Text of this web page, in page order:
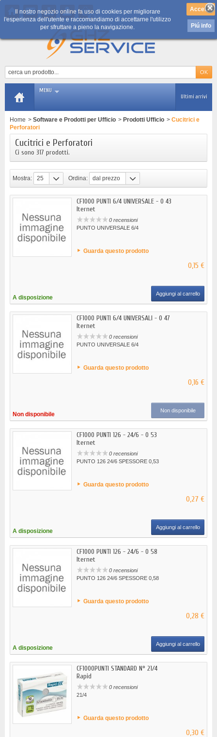
0
MENU
Ultimi arrivi
Il nostro negozio online fa uso di cookies per migliorare
l'esperienza dell'utente e raccomandiamo di accettarne l'utilizzo
per sfruttare a pieno la navigazione.
Piú info
Home > Software e Prodotti per Ufficio > Prodotti Ufficio > Cucitrici e
Perforatori
Cucitrici e Perforatori
Ci sono 317 prodotti.
Mostra: 25 Ordina:
dal prezzo
CF1000 PUNTI 6/4 UNIVERSALE - 0 43
Iternet
0 recensioni
PUNTO UNIVERSALE 6/4
Guarda questo prodotto
0,15 €
A disposizione
Aggiungi al carrello
CF1000 PUNTI 6/4 UNIVERSALI - 0 47
Iternet
0 recensioni
PUNTO UNIVERSALE 6/4
Guarda questo prodotto
0,16 €
Non disponibile
Non disponibile
CF1000 PUNTI 126 - 24/6 - 0 53
Iternet
0 recensioni
PUNTO 126 24/6 SPESSORE 0,53
Guarda questo prodotto
0,27 €
A disposizione
Aggiungi al carrello
CF1000 PUNTI 126 - 24/6 - 0 58
Iternet
0 recensioni
PUNTO 126 24/6 SPESSORE 0,58
Guarda questo prodotto
0,28 €
A disposizione
Aggiungi al carrello
CF1000PUNTI STANDARD N° 21/4
Rapid
0 recensioni
21/4
Guarda questo prodotto
0,30 €